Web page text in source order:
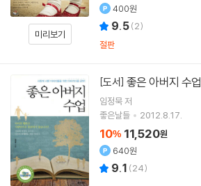
미리보기
400원
9.5(2)
절판
[도서] 좋은 아버지 수업
임정묵저
좋은날들
2012.8.17.
10% 11,520원
640원
9.1 (24)